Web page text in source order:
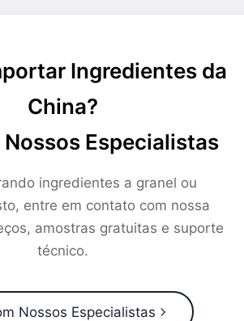
Ingredientes da
China?
Especialistas
ingredientes a granel ou
entre em contato com nossa
amostras gratuitas e suporte
técnico.
Nossos Especialistas